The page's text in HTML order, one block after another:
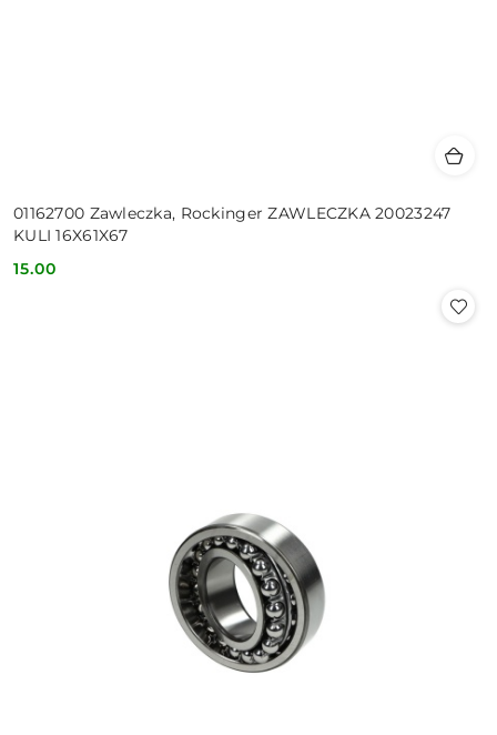
01162700 Zawleczka, Rockinger ZAWLECZKA 20023247
KULI 16X61X67
Cena:
15.00